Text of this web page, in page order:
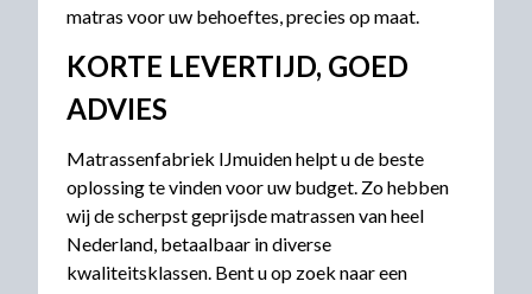
matras voor uw behoeftes, precies op maat.
KORTE LEVERTIJD, GOED
ADVIES
Matrassenfabriek IJmuiden helpt u de beste
oplossing te vinden voor uw budget. Zo hebben
wij de scherpst geprijsde matrassen van heel
Nederland, betaalbaar in diverse
kwaliteitsklassen. Bent u op zoek naar een